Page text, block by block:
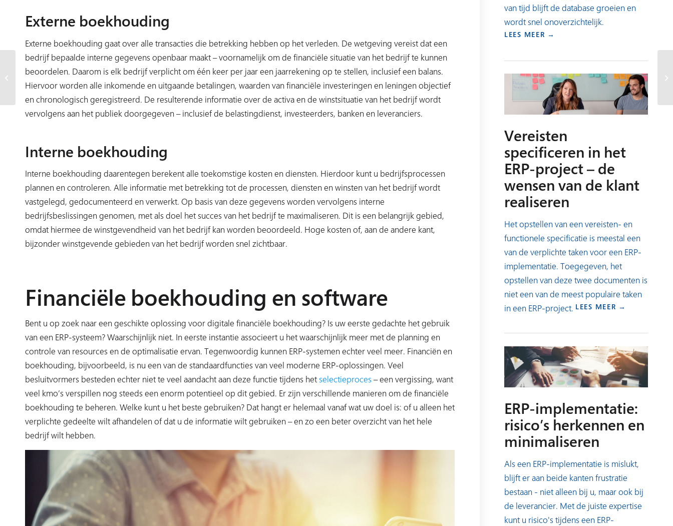
Externe boekhouding
Externe boekhouding gaat over alle transacties die betrekking hebben op het verleden. De wetgeving vereist dat een
bedrijf bepaalde interne gegevens openbaar maakt – voornamelijk om de financiële situatie van het bedrijf te kunnen
beoordelen. Daarom is elk bedrijf verplicht om één keer per jaar een jaarrekening op te stellen, inclusief een balans.
Hiervoor worden alle inkomende en uitgaande betalingen, waarden van financiële investeringen en leningen objectief
en chronologisch geregistreerd. De resulterende informatie over de activa en de winstsituatie van het bedrijf wordt
vervolgens aan het publiek doorgegeven – inclusief de belastingdienst, investeerders, banken en leveranciers.
Interne boekhouding
Interne boekhouding daarentegen berekent alle toekomstige kosten en diensten. Hierdoor kunt u bedrijfsprocessen
plannen en controleren. Alle informatie met betrekking tot de processen, diensten en winsten van het bedrijf wordt
vastgelegd, gedocumenteerd en verwerkt. Op basis van deze gegevens worden vervolgens interne
bedrijfsbeslissingen genomen, met als doel het succes van het bedrijf te maximaliseren. Dit is een belangrijk gebied,
omdat hiermee de winstgevendheid van het bedrijf kan worden beoordeeld. Hoge kosten of, aan de andere kant,
bijzonder winstgevende gebieden van het bedrijf worden snel zichtbaar.
Financiële boekhouding en software
Bent u op zoek naar een geschikte oplossing voor digitale financiële boekhouding? Is uw eerste gedachte het gebruik
van een ERP-systeem? Waarschijnlijk niet. In eerste instantie associeert u het waarschijnlijk meer met de planning en
controle van resources en de optimalisatie ervan. Tegenwoordig kunnen ERP-systemen echter veel meer. Financiën en
boekhouding, bijvoorbeeld, is nu een van de standaardfuncties van veel moderne ERP-oplossingen. Veel
besluitvormers besteden echter niet te veel aandacht aan deze functie tijdens hetselectieproces – een vergissing, want
veel kmo’s verspillen nog steeds een enorm potentieel op dit gebied. Er zijn verschillende manieren om de financiële
boekhouding te beheren. Welke kunt u het beste gebruiken? Dat hangt er helemaal vanaf wat uw doel is: of u alleen het
verplichte gedeelte wilt afhandelen of dat u de informatie wilt gebruiken – en zo een beter overzicht van het hele
bedrijf wilt hebben.
van tijd blijft de database groeien en
wordt snel onoverzichtelijk.
LEES MEER →
Vereisten
specificeren in het
ERP-project – de
wensen van de klant
realiseren
Het opstellen van een vereisten- en
functionele specificatie is meestal een
van de verplichte taken voor een ERP-
implementatie. Toegegeven, het
opstellen van deze twee documenten is
niet een van de meest populaire taken
in een ERP-project. LEES MEER →
ERP-implementatie:
risico’s herkennen en
minimaliseren
Als een ERP-implementatie is mislukt,
blijft er aan beide kanten frustratie
bestaan - niet alleen bij u, maar ook bij
de leverancier. Met de juiste expertise
kunt u risico's tijdens een ERP-
Wat zijn de taken van een
projectmanager? Een
handleiding…